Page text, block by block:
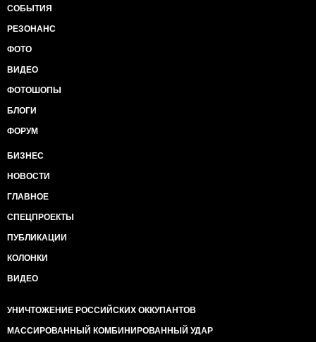
СОБЫТИЯ
РЕЗОНАНС
ФОТО
ВИДЕО
ФОТОШОПЫ
БЛОГИ
ФОРУМ
БИЗНЕС
НОВОСТИ
ГЛАВНОЕ
СПЕЦПРОЕКТЫ
ПУБЛИКАЦИИ
КОЛОНКИ
ВИДЕО
УНИЧТОЖЕНИЕ РОССИЙСКИХ ОККУПАНТОВ
МАССИРОВАННЫЙ КОМБИНИРОВАННЫЙ УДАР